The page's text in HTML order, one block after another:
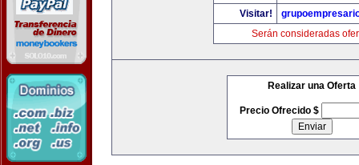
Visitar!
Serán consideradas
Realizar una Oferta
Precio Ofrecido $